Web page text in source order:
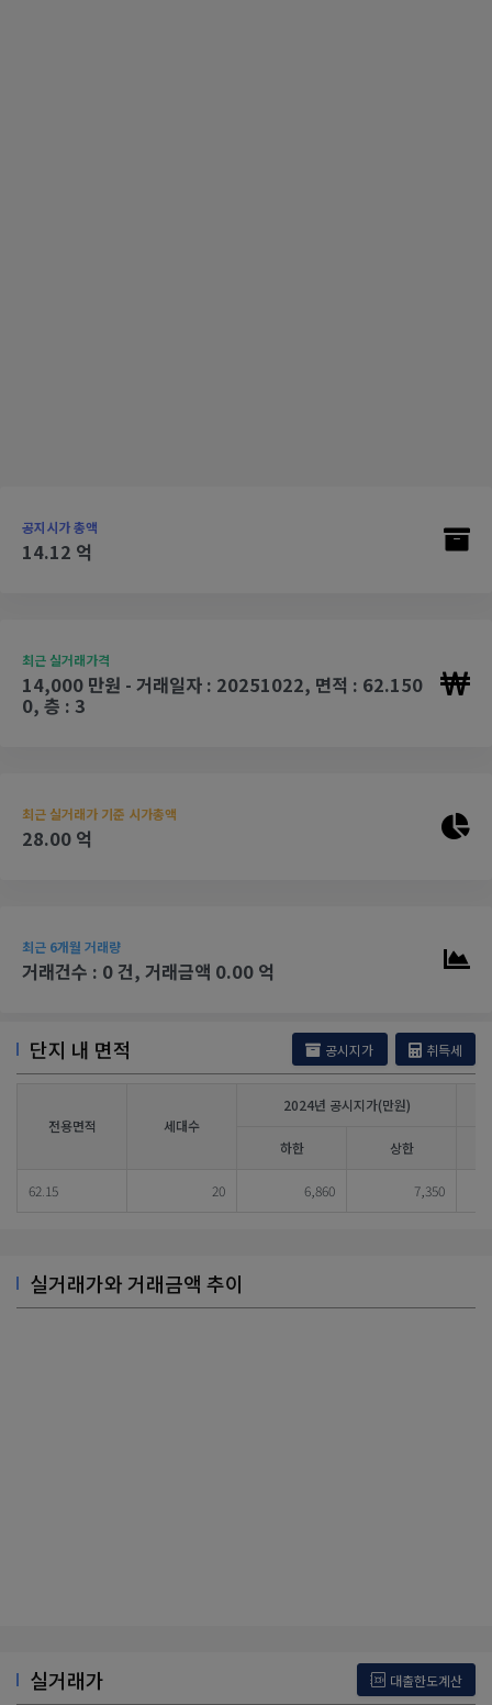
공지시가 총액
14.12 억
최근 실거래가격
14,000 만원 - 거래일자 : 20251022, 면적 : 62.150
0, 층 : 3
최근 실거래가 기준 시가총액
28.00 억
최근 6개월 거래량
거래건수 : 0 건, 거래금액 0.00 억
단지 내 면적 공시지가 취득세
전용면적 세대수
2024년 공시지가(만원)
하한 상한
62.15 20 6,860 7,350
실거래가와 거래금액 추이
실거래가 대출한도계산